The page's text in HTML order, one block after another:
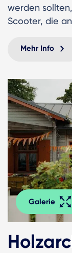
werden
Scooter, die
Mehr Info
Galerie